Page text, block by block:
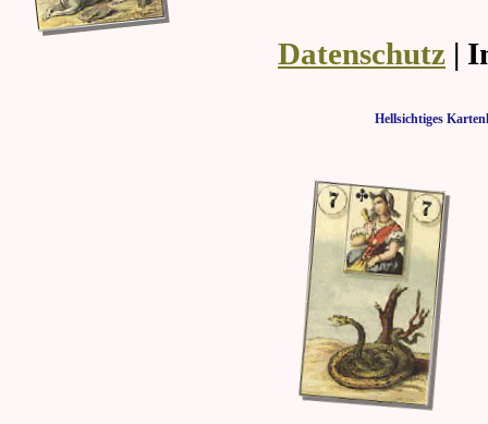
Datenschutz |
Hellsichtiges